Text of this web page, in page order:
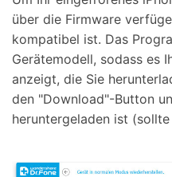
über die Firmware
kompatibel ist. Das
Gerätemodell, sodass es
anzeigt, die Sie
den "Download"-Button
heruntergeladen ist